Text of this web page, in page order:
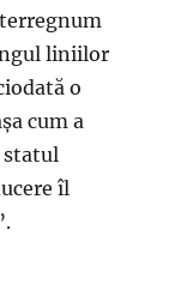
liniilor
o
cum a
statul
îl